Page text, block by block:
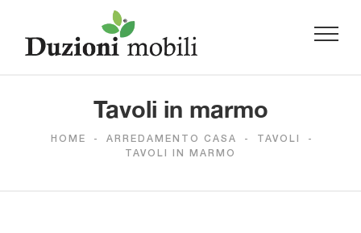
Tavoli in marmo
HOME - ARREDAMENTO CASA - TAVOLI
-
TAVOLI IN MARMO